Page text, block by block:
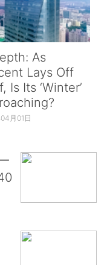
As
Lays Off
Is Its ‘Winter’
月01日